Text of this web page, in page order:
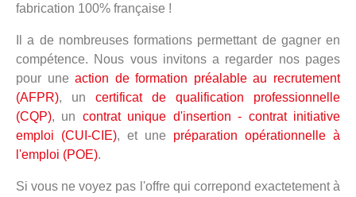
fabrication 100% française !
Il a de nombreuses formations permettant de gagner en
compétence. Nous vous invitons a regarder nos pages
pour uneaction de formation préalable au recrutement
(AFPR), un certificat de qualification professionnelle
(CQP), un contrat unique d'insertion - contrat initiative
emploi (CUI-CIE), et une préparation opérationnelle à
l'emploi (POE).
Si vous ne voyez pas l'offre qui correpond exactetement à